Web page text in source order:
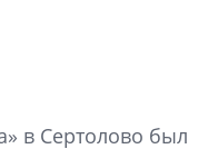
в Сертолово был